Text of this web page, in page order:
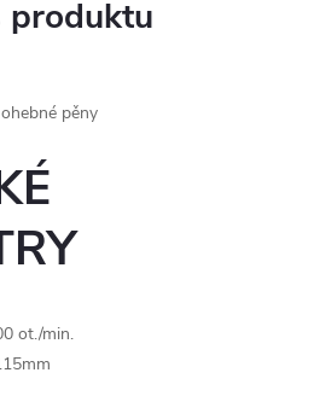
produktu
pěny
ot./min.